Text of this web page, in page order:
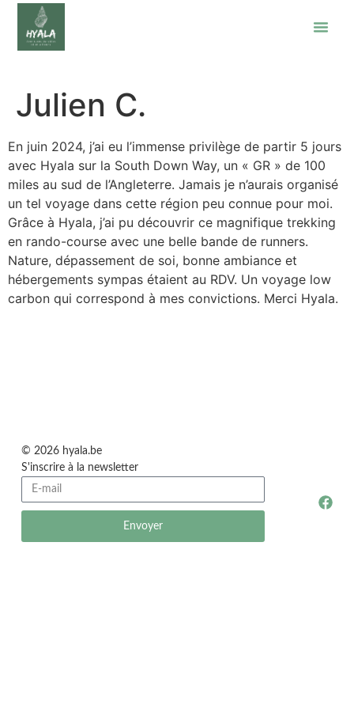
Julien C.
En juin 2024, j’ai eu l’immense privilège de partir 5 jours
avec Hyala sur la South Down Way, un « GR » de 100
miles au sud de l’Angleterre. Jamais je n’aurais organisé
un tel voyage dans cette région peu connue pour moi.
Grâce à Hyala, j’ai pu découvrir ce magnifique trekking
en rando-course avec une belle bande de runners.
Nature, dépassement de soi, bonne ambiance et
hébergements sympas étaient au RDV. Un voyage low
carbon qui correspond à mes convictions. Merci Hyala.
© 2026 hyala.be
S'inscrire à la newsletter
Envoyer